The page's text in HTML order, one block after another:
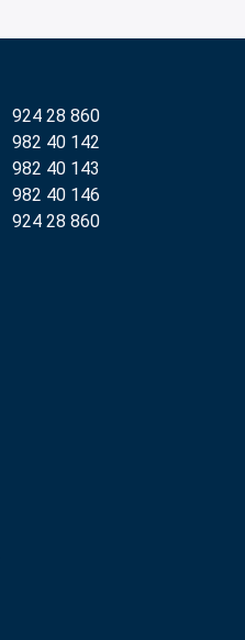
924 28 860
982 40 142
982 40 143
982 40 146
924 28 860